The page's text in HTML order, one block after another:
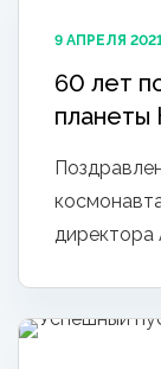
9 АПРЕЛЯ
60 лет
планеты